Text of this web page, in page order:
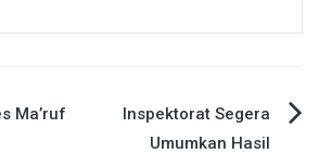
Ma’ruf
Inspektorat Segera
Umumkan Hasil